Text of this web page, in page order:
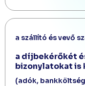
a szállító és vevő
a díjbekérőkét
bizonylatokat is
(adók,